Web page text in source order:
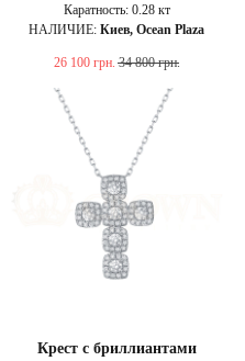
Каратность: 0.28 кт
НАЛИЧИЕ: Киев, Ocean Plaza
26 100 грн. 34 800 грн.
Крест с бриллиантами